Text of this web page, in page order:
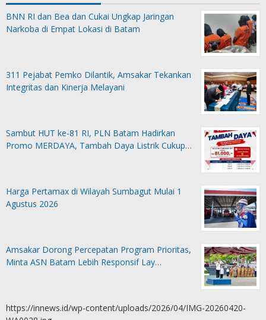
BNN RI dan Bea dan Cukai Ungkap Jaringan
Narkoba di Empat Lokasi di Batam
311 Pejabat Pemko Dilantik, Amsakar Tekankan
Integritas dan Kinerja Melayani
Sambut HUT ke-81 RI, PLN Batam Hadirkan
Promo MERDAYA, Tambah Daya Listrik Cukup…
Harga Pertamax di Wilayah Sumbagut Mulai 1
Agustus 2026
Amsakar Dorong Percepatan Program Prioritas,
Minta ASN Batam Lebih Responsif Lay…
https://innews.id/wp-content/uploads/2026/04/IMG-20260420-